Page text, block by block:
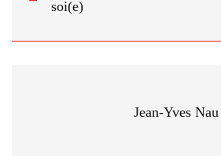
soi(e)
Jean-Yves